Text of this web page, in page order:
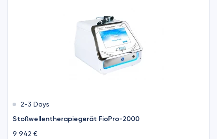
2-3 Days
Stoßwellentherapiegerät FioPro-2000
9 942 €